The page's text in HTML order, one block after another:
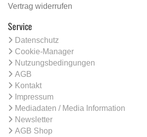
Vertrag widerrufen
Service
Datenschutz
Cookie-Manager
Nutzungsbedingungen
AGB
Kontakt
Impressum
Mediadaten / Media Information
Newsletter
AGB Shop